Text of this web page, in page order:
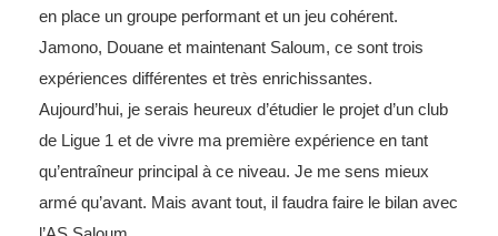
en place un groupe performant et un jeu cohérent.
Jamono, Douane et maintenant Saloum, ce sont trois
expériences différentes et très enrichissantes.
Aujourd’hui, je serais heureux d’étudier le projet d’un club
de Ligue 1 et de vivre ma première expérience en tant
qu’entraîneur principal à ce niveau. Je me sens mieux
armé qu’avant. Mais avant tout, il faudra faire le bilan avec